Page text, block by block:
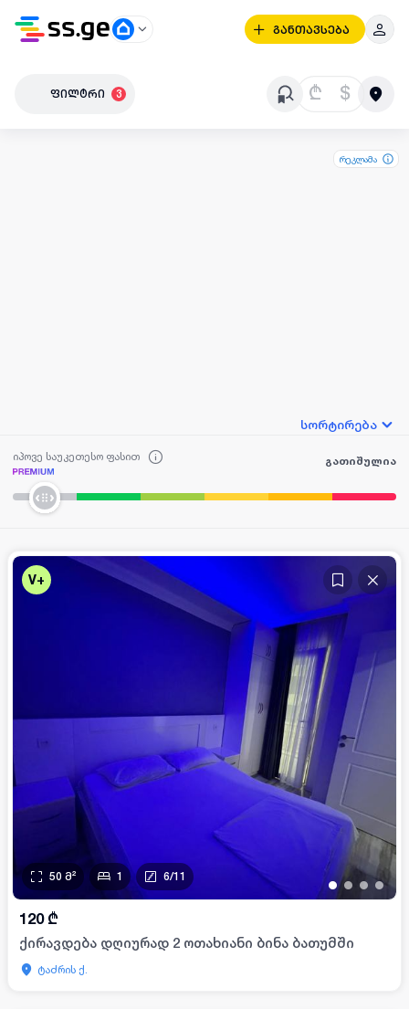
განთავსება
ფილტრი 3 ₾ $
რეკლამა
სორტირება
იპოვე საუკეთესო ფასით გათიშულია
V+
•• • •
50 მ² 1 6/11
120 ₾
ქირავდება დღიურად 2 ოთახიანი ბინა ბათუმში
ტაძრის ქ.